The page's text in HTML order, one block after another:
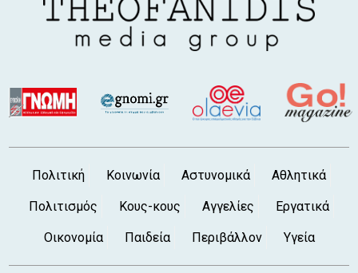
Πολιτική Κοινωνία Αστυνομικά Αθλητικά
Πολιτισμός Κους-κους Αγγελίες Εργατικά
Οικονομία Παιδεία Περιβάλλον Υγεία